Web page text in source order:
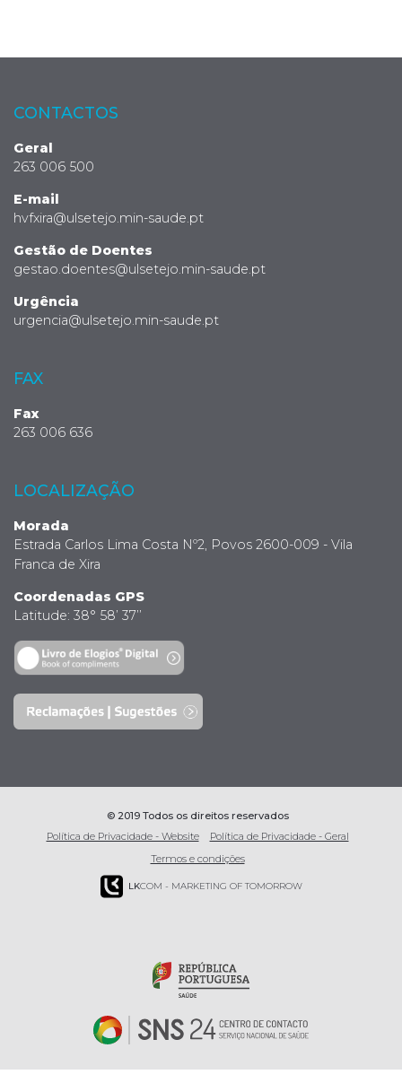
CONTACTOS
Geral
263 006 500
E-mail
hvfxira@ulsetejo.min-saude.pt
Gestão de Doentes
gestao.doentes@ulsetejo.min-saude.pt
Urgência
urgencia@ulsetejo.min-saude.pt
FAX
Fax
263 006 636
LOCALIZAÇÃO
Morada
Estrada Carlos Lima Costa Nº2, Povos 2600-009 - Vila
Franca de Xira
Coordenadas GPS
Latitude: 38° 58’ 37’’
© 2019 Todos os direitos reservados
Política de Privacidade - Website
Política de Privacidade - Geral
Termos e condições
LKCOM - MARKETING OF TOMORROW